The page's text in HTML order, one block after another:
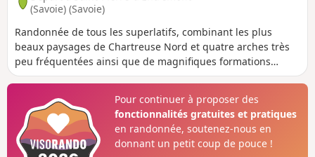
(Savoie) (Savoie)
Randonnée de tous les superlatifs, combinant les plus
beaux paysages de Chartreuse Nord et quatre arches très
peu fréquentées ainsi que de magnifiques formations
calcaires dont le Dromadaire, les Griffes et la Grotte de
tracées, sangles vertigineux et vastes lapiaz et se déroule
en bonne partie hors sentiers. Cette randonnée requiert
une bonne forme physique, lire attentivement
l'avertissement dans les infos pratiques.
Pour continuer à proposer des
fonctionnalités gratuites et pratiques
en randonnée, soutenez-nous en
donnant un petit coup de pouce !